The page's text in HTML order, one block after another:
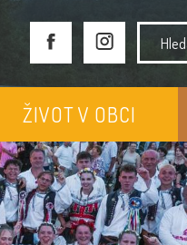
ŽIVOT V OBCI